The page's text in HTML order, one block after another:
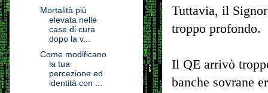
Tuttavia, il
troppo profondo.
Il QE arrivò
banche sovrane
Mortalità più
elevata nelle
case di cura
dopo la v...
Come modificano
la tua
percezione ed
identità con ...